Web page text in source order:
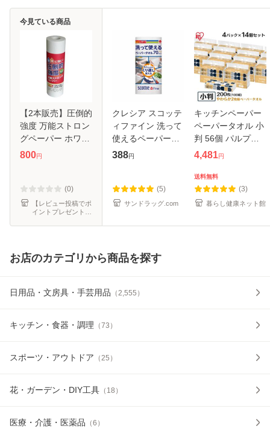
【2本販売】圧倒的
強度 万能ストロン
グペーパー ホワイ
ト 80枚x2本
大黒工業
800円
(0)
【レビュー投稿でポ
イントプレゼント】
今見ている商品
クレシア スコッテ
ィファイン 洗って
使えるペーパータ
オル 70カット 1ロ
388円
(5)
サンドラッグ.com
キッチンペーパー
ペーパータオル 小
判 56個 パルプペ
ーパータオル 100
ト ペーパータオル
ピュアパルプ
100％ 吸水性
4,481円
送料無料
(3)
暮らし健康ネット館
お店のカテゴリから商品を探す
日用品・文房具・手芸用品 （2,555 ）
キッチン・食器・調理 （73 ）
スポーツ・アウトドア （25 ）
花・ガーデン・DIY工具 （ 18 ）
医療・介護・医薬品 （6 ）